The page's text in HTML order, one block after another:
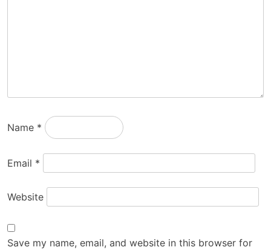
Name *
Email *
Website
Save my name, email, and website in this browser for